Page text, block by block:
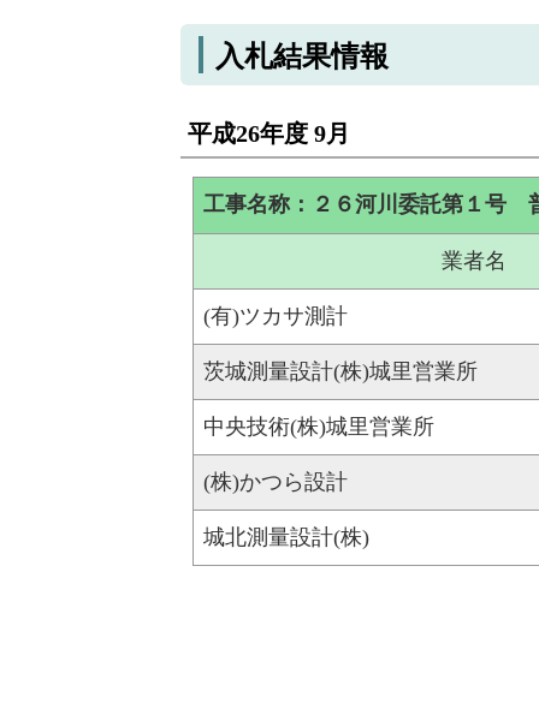
入札結果情報
平成26年度 9月
工事名称：２６河川委託第１号
業者名
(有)ツカサ測計
茨城測量設計(株)城里営業所
中央技術(株)城里営業所
(株)かつら設計
城北測量設計(株)